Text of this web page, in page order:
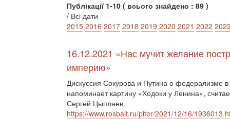
Публікації 1-10 ( всього знайдено : 89 )
/ Всі дати
2015 2016 2017 2018 2019 2020 2021 2022
16.12.2021 «Нас мучит желание
империю»
Дискуссия Сокурова и Путина о федерализме
напоминает картину «Ходоки у Ленина»,
Сергей Цыпляев.
https://www.rosbalt.ru/piter/2021/12/16/